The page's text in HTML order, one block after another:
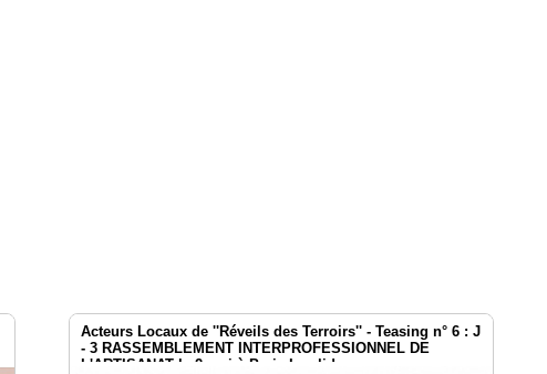
Acteurs Locaux de ''Réveils des Terroirs'' - Teasing n° 6 : J
- 3 RASSEMBLEMENT INTERPROFESSIONNEL DE
L'ARTISANAT le 2 mai à Paris Invalides